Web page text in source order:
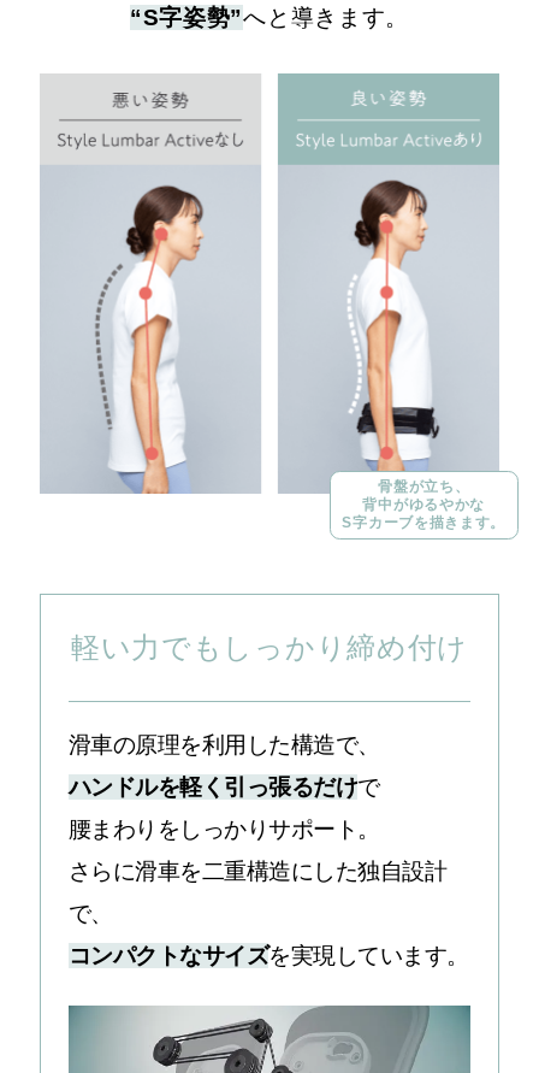
“S字姿勢”へと導きます。
骨盤が立ち、
背中がゆるやかな
S字カーブを描きます。
軽い力でもしっかり締め付け
滑車の原理を利用した構造で、
ハンドルを軽く引っ張るだけで
腰まわりをしっかりサポート。
さらに滑車を二重構造にした独自設計
で、
コンパクトなサイズを実現しています。